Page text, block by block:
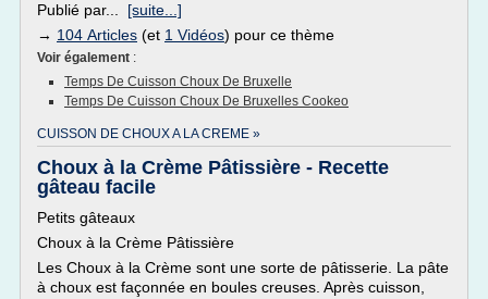
Publié par... [suite...]
→ 104 Articles (et 1 Vidéos) pour ce thème
Voir également :
Temps De Cuisson Choux De Bruxelle
Temps De Cuisson Choux De Bruxelles Cookeo
CUISSON DE CHOUX A LA CREME »
Choux à la Crème Pâtissière - Recette
gâteau facile
Petits gâteaux
Choux à la Crème Pâtissière
Les Choux à la Crème sont une sorte de pâtisserie. La pâte
à choux est façonnée en boules creuses. Après cuisson,